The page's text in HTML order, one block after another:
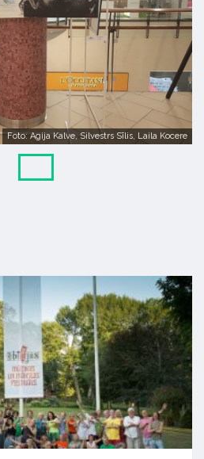
Foto: Agija Kalve, Silvestrs Sīlis, Laila Kocere